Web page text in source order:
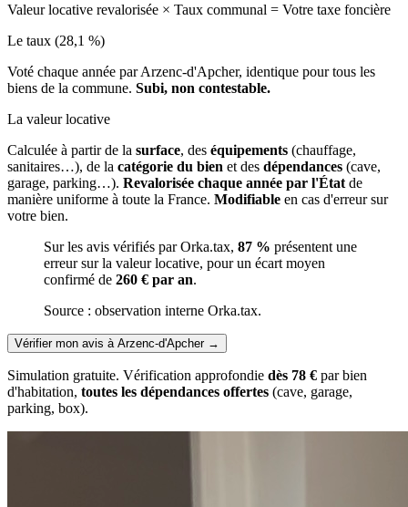
Valeur locative revalorisée × Taux communal = Votre taxe foncière
Le taux (28,1 %)
Voté chaque année par Arzenc-d'Apcher, identique pour tous les
biens de la commune. Subi, non contestable.
La valeur locative
Calculée à partir de la surface, des équipements (chauffage,
sanitaires…), de la catégorie du bien et des dépendances (cave,
garage, parking…). Revalorisée chaque année par l'État de
manière uniforme à toute la France. Modifiable en cas d'erreur sur
votre bien.
Sur les avis vérifiés par Orka.tax, 87 % présentent une
erreur sur la valeur locative, pour un écart moyen
confirmé de 260 € par an.
Source : observation interne Orka.tax.
Vérifier mon avis à Arzenc-d'Apcher→
Simulation gratuite. Vérification approfondie dès 78 € par bien
d'habitation, toutes les dépendances offertes (cave, garage,
parking, box).